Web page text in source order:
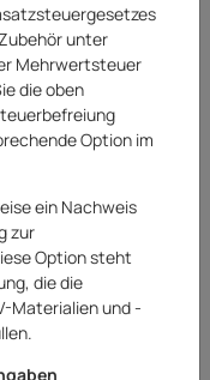
Venus D
unter
Mehrwertsteuer
die oben
Option im
ein Nachweis
zur
Option steht
die die
Materialien und -